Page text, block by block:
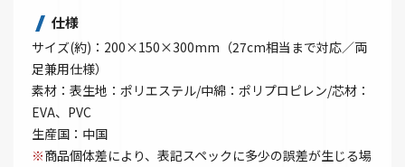
仕様
サイズ(約)：200×150×300mm（27cm相当まで対応／両
足兼用仕様）
素材：表生地：ポリエステル/中綿：ポリプロピレン/芯材：
EVA、PVC
生産国：中国
※商品個体差により、表記スペックに多少の誤差が生じる場